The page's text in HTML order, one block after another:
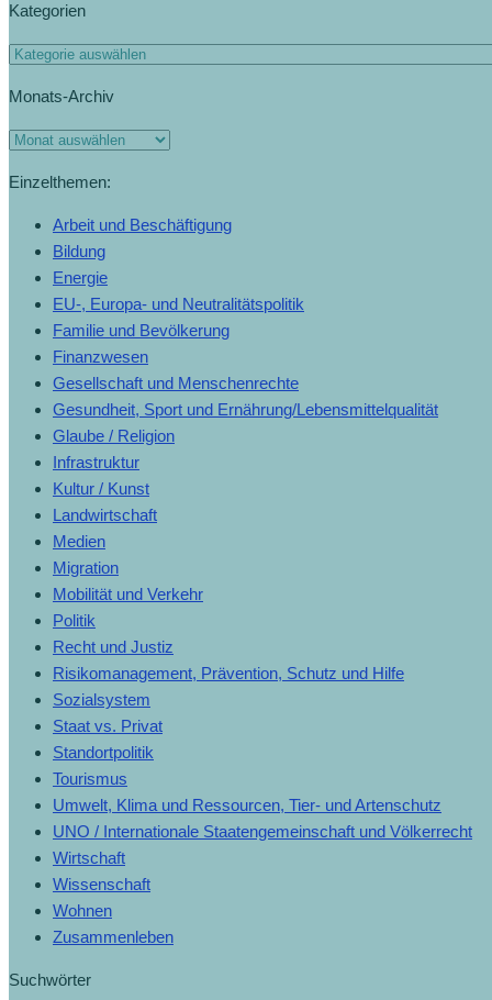
Kategorien
Monats-Archiv
Einzelthemen:
Arbeit und Beschäftigung
Bildung
Energie
EU-, Europa- und Neutralitätspolitik
Familie und Bevölkerung
Finanzwesen
Gesellschaft und Menschenrechte
Gesundheit, Sport und Ernährung/Lebensmittelqualität
Glaube / Religion
Infrastruktur
Kultur / Kunst
Landwirtschaft
Medien
Migration
Mobilität und Verkehr
Politik
Recht und Justiz
Risikomanagement, Prävention, Schutz und Hilfe
Sozialsystem
Staat vs. Privat
Standortpolitik
Tourismus
Umwelt, Klima und Ressourcen, Tier- und Artenschutz
UNO / Internationale Staatengemeinschaft und Völkerrecht
Wirtschaft
Wissenschaft
Wohnen
Zusammenleben
Suchwörter